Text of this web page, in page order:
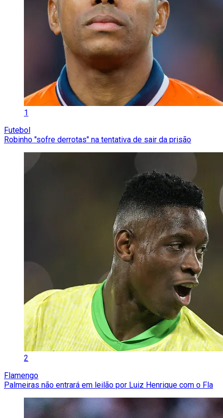
1
Futebol
Robinho "sofre derrotas" na tentativa de sair da prisão
2
Flamengo
Palmeiras não entrará em leilão por Luiz Henrique com o Fla